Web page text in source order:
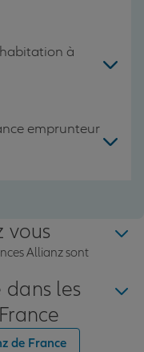
à
emprunteur
vous
Allianz sont
dans les
de France